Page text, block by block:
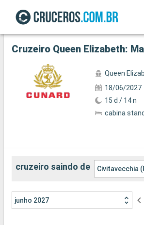
Ver a 72 fotos
Cruzeiro Queen Elizabeth:
Queen
18/06/2027
15 d / 14 n
cabina
cruzeiro saindo de Civitavecchia
junho 2027